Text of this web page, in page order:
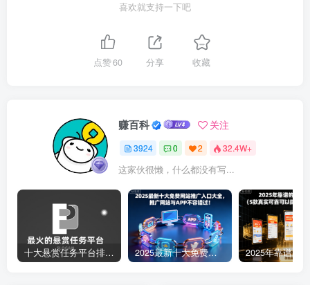
喜欢就支持一下吧
点赞60 分享 收藏
赚百科 关注
3924 0 2 32.4W+
这家伙很懒，什么都没有写...
十大悬赏任务平台排行榜（全网最好的悬赏任务平台） 2025最新十大免费网站推广入口大全，推广网站与APP不容错过！